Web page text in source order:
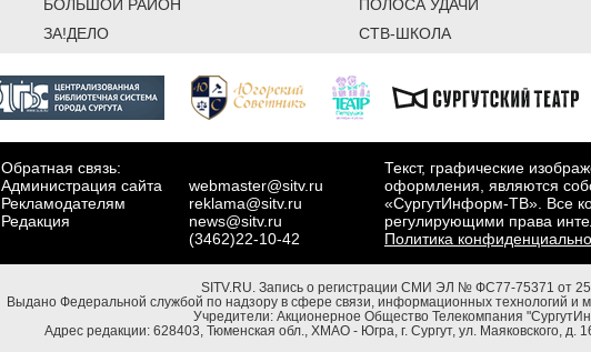
БОЛЬШОЙ РАЙОН
ЗА!ДЕЛО
ПОЛОСА УДАЧИ
СТВ-ШКОЛА
Обратная связь:
Администрация сайта
Рекламодателям
Редакция
webmaster@sitv.ru
reklama@sitv.ru
news@sitv.ru
(3462)22-10-42
Текст, графические
оформления, являются
«СургутИнформ-ТВ». Все
регулирующими права
Политика
SITV.RU. Запись о регистрации СМИ ЭЛ № ФС77-75371 от
Выдано Федеральной службой по надзору в сфере связи, информационных технологий и
Учредители: Акционерное Общество Телекомпания
Адрес редакции: 628403, Тюменская обл., ХМАО - Югра, г. Сургут, ул. Маяковского, д.